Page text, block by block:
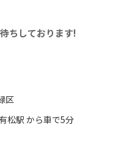
ちしております!
区
松駅 から車で5分